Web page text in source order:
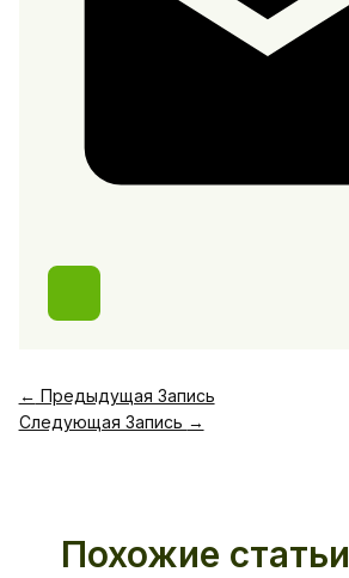
← Предыдущая Запись
Следующая Запись →
Похожие статьи